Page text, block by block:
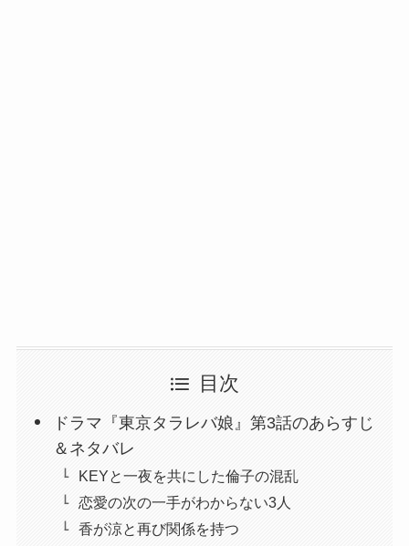
目次
ドラマ『東京タラレバ娘』第3話のあらすじ
＆ネタバレ
KEYと一夜を共にした倫子の混乱
恋愛の次の一手がわからない3人
香が涼と再び関係を持つ